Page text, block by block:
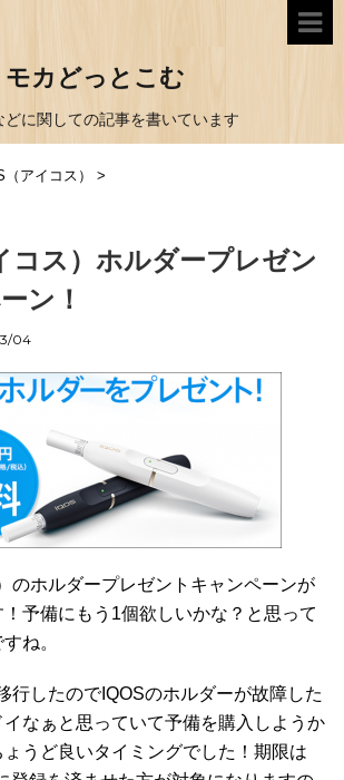
モカどっとこむ
どに関しての記事を書いています
アイコス） >
コス）ホルダープレゼン
ン！
04
のホルダープレゼントキャンペーンが
予備にもう1個欲しいかな？と思って
ね。
行したのでIQOSのホルダーが故障した
なぁと思っていて予備を購入しようか
うど良いタイミングでした！期限は